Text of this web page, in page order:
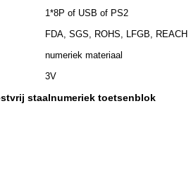
1*8P of USB of PS2
FDA, SGS, ROHS, LFGB, REACH
numeriek materiaal
3V
staalnumeriek toetsenblok